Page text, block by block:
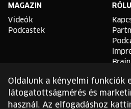
MAGAZIN
Videók
Podcastek
TLDR
Általános Szerződési
Oldalunk a kényelmi funkciók
látogatottságmérés és
használ. Az elfogadáshoz